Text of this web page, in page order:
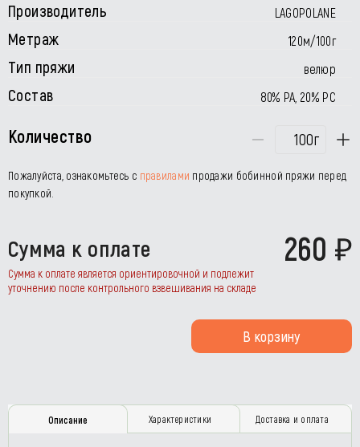
Производитель LAGOPOLANE
Метраж 120м/100г
Тип пряжи велюр
Состав 80% РА, 20% РС
Количество г
Пожалуйста, ознакомьтесь с правилами продажи бобинной пряжи перед
покупкой.
Сумма к оплате 260
Сумма к оплате является ориентировочной и подлежит
уточнению после контрольного взвешивания на складе
В корзину
Описание Характеристики Доставка и оплата